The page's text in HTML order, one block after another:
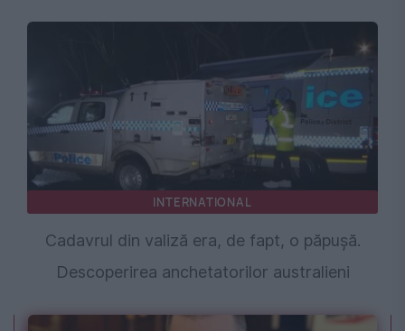
INTERNATIONAL
Cadavrul din valiză era, de fapt, o păpușă.
Descoperirea anchetatorilor australieni